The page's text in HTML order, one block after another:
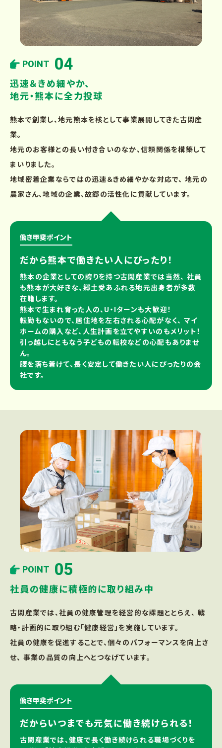
POINT 04
迅速＆きめ細やか、
地元・熊本に全力投球
熊本で創業し、地元熊本を核として事業展開してきた古閑産
業。
地元のお客様との長い付き合いのなか、信頼関係を構築して
まいりました。
地域密着企業ならではの迅速＆きめ細やかな対応で、 地元の
農家さん、地域の企業、故郷の活性化に貢献しています。
働き甲斐ポイント
だから熊本で働きたい人にぴったり！
熊本の企業としての誇りを持つ古閑産業では当然、 社員
も熊本が大好きな、郷土愛あふれる地元出身者が多数
在籍します。
熊本で生まれ育った人の、U・Iターンも大歓迎！
転勤もないので、居住地を左右される心配がなく、 マイ
ホームの購入など、人生計画を立てやすいのもメリット！
引っ越しにともなう子どもの転校などの心配もありませ
ん。
腰を落ち着けて、長く安定して働きたい人にぴったりの会
社です。
POINT 05
社員の健康に積極的に取り組み中
古閑産業では、社員の健康管理を経営的な課題ととらえ、 戦
略・計画的に取り組む「健康経営」を実施しています。
社員の健康を促進することで、個々のパフォーマンスを向上さ
せ、 事業の品質の向上へとつなげています。
働き甲斐ポイント
だからいつまでも元気に働き続けられる！
古閑産業では、健康で長く働き続けられる職場づくりを